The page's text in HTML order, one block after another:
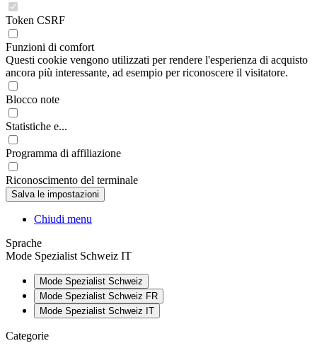
Token CSRF
Funzioni di comfort
Questi cookie vengono utilizzati per rendere l'esperienza di acquisto
ancora più interessante, ad esempio per riconoscere il visitatore.
Blocco note
Statistiche e...
Programma di affiliazione
Riconoscimento del terminale
Chiudi menu
Sprache
Mode Spezialist Schweiz IT
Mode Spezialist Schweiz
Mode Spezialist Schweiz FR
Mode Spezialist Schweiz IT
Categorie